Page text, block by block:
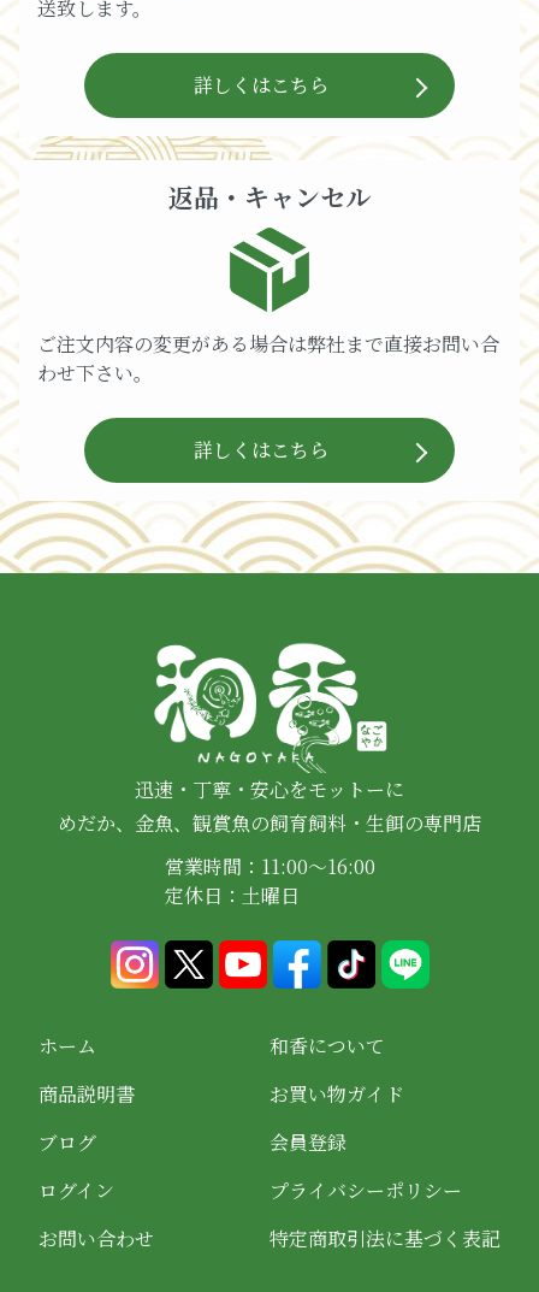
送致します。
詳しくはこちら
返品・キャンセル
ご注文内容の変更がある場合は弊社まで直接お問い合
わせ下さい。
詳しくはこちら
迅速・丁寧・安心をモットーに
めだか、金魚、観賞魚の飼育飼料・生餌の専門店
営業時間：11:00～16:00
定休日：土曜日
ホーム
和香について
商品説明書
お買い物ガイド
ブログ
会員登録
ログイン
プライバシーポリシー
お問い合わせ
特定商取引法に基づく表記